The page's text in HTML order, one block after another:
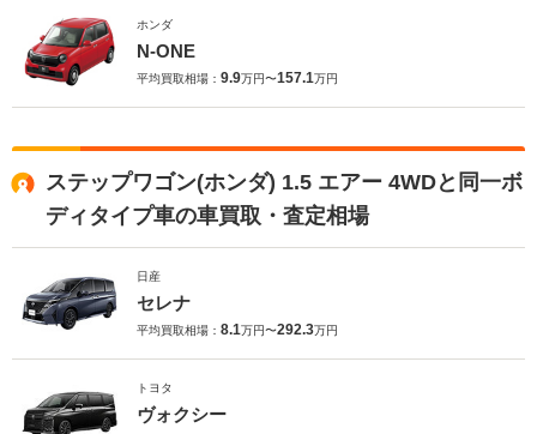
ホンダ
N-ONE
平均買取相場： 9.9万円〜157.1万円
ステップワゴン(ホンダ) 1.5 エアー 4WDと同一ボ
ディタイプ車の車買取・査定相場
日産
セレナ
平均買取相場： 8.1万円〜292.3万円
トヨタ
ヴォクシー